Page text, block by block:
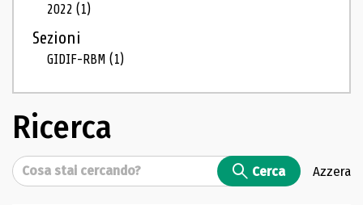
2022(1)
Sezioni
GIDIF-RBM(1)
Ricerca
Cerca Cerca Azzera